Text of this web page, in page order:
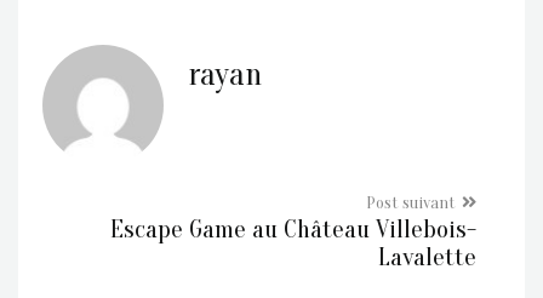
rayan
Escape Game au Château Villebois-
Lavalette